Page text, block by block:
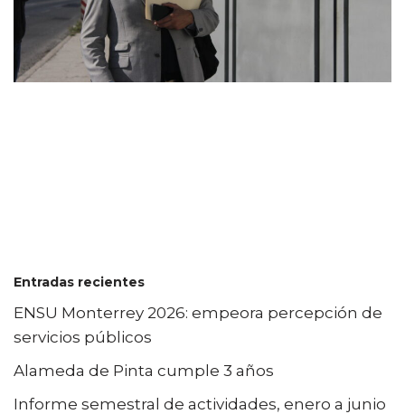
Entradas recientes
ENSU Monterrey 2026: empeora percepción de
servicios públicos
Alameda de Pinta cumple 3 años
Informe semestral de actividades, enero a junio